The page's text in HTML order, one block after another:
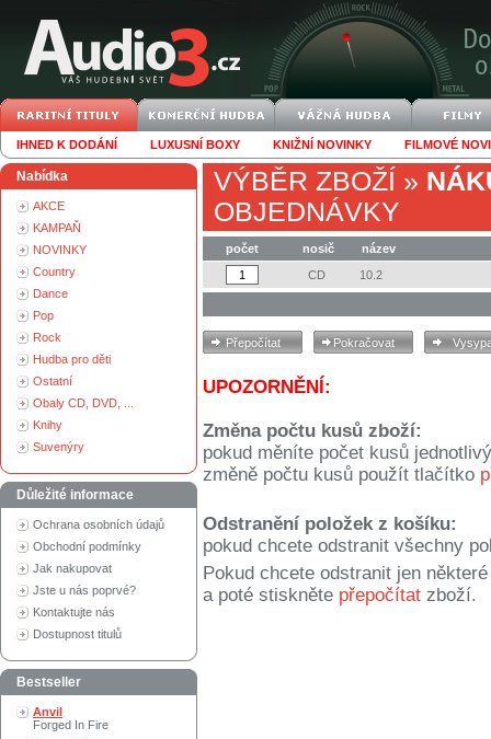
IHNED K DODÁNÍ LUXUSNÍ BOXY KNIŽNÍ NOVINKY FILMOVÉ
Nabídka
AKCE
KAMPAŇ
NOVINKY
Country
Dance
Pop
Rock
Hudba pro děti
Ostatní
Obaly CD, DVD, ...
Knihy
Suvenýry
Důležité informace
Ochrana osobních údajů
Obchodní podmínky
Jak nakupovat
Jste u nás poprvé?
Kontaktujte nás
Dostupnost titulů
Bestseller
Anvil
Forged In Fire
VÝBĚR ZBOŽÍ »
OBJEDNÁVKY
počet nosič
název
CD
10.2
UPOZORNĚNÍ:
Změna počtu kusů zboží:
pokud měníte počet kusů
změně počtu kusů použít tlačítko
Odstranění položek z košíku:
pokud chcete odstranit všechny
Pokud chcete odstranit jen
a poté stiskněte přepočítat zboží.